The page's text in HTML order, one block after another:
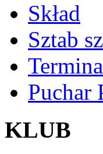
Skład
Sztab
Puchar
KLUB